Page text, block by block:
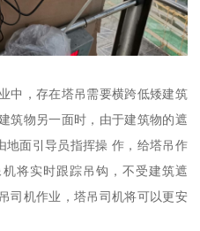
中，存在塔吊需要横跨低矮建筑
筑物另一面时，由于建筑物的遮
地面引导员指挥操 作，给塔吊作
将实时跟踪吊钩，不受建筑遮
司机作业，塔吊司机将可以更安